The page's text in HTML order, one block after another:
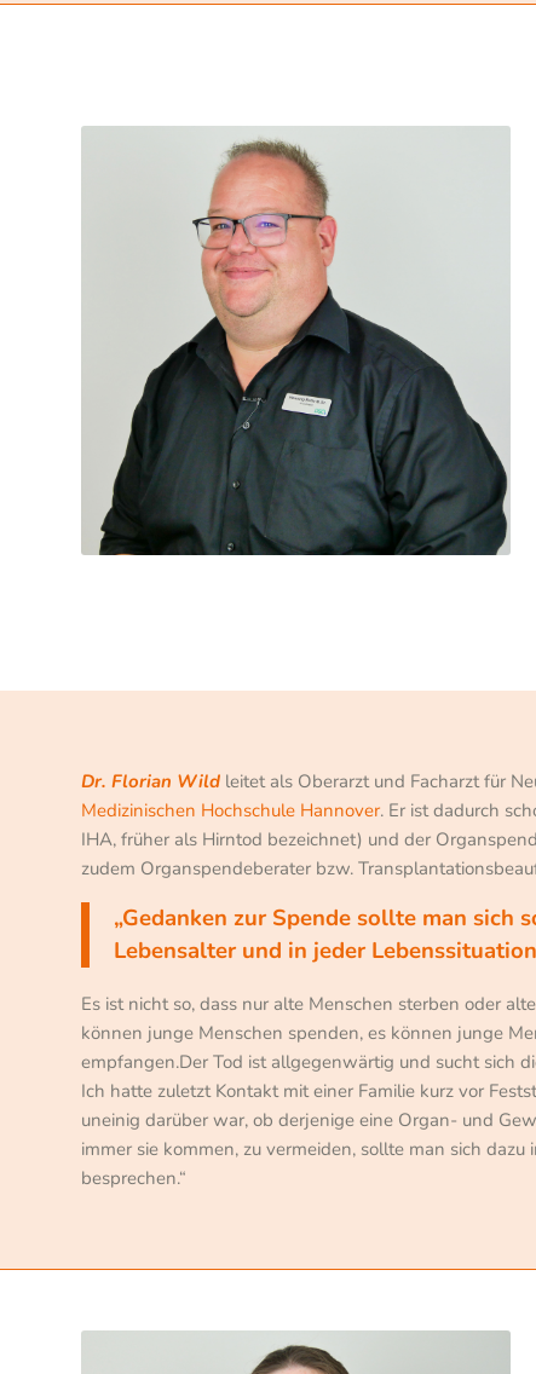
Dr. Florian Wild leitet als Oberarzt und Facharzt für
Medizinischen Hochschule Hannover. Er ist dadurch
IHA, früher als Hirntod bezeichnet) und der
zudem Organspendeberater bzw.
„Gedanken zur Spende sollte man sich
Lebensalter und in jeder
Es ist nicht so, dass nur alte Menschen sterben oder
können junge Menschen spenden, es können junge
empfangen.Der Tod ist allgegenwärtig und sucht sich
Ich hatte zuletzt Kontakt mit einer Familie kurz vor
uneinig darüber war, ob derjenige eine Organ- und
immer sie kommen, zu vermeiden, sollte man sich
besprechen.“